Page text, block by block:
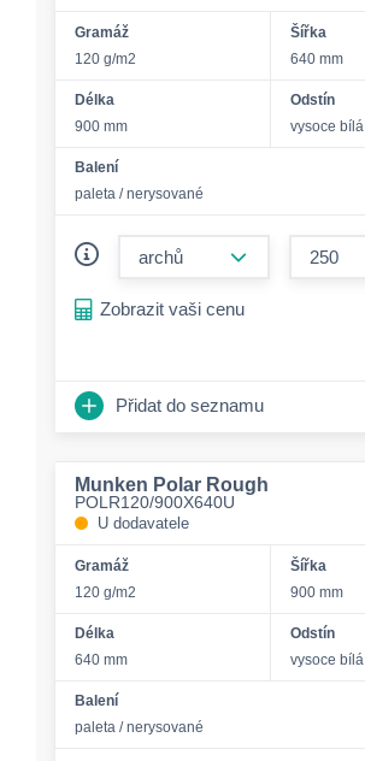
Gramáž
120 g/m2
Šířka
640 mm
Délka
900 mm
Odstín
vysoce bílá
Balení
paleta / nerysované
Zobrazit vaši cenu
Přidat do seznamu
Munken Polar Rough
POLR120/900X640U
U dodavatele
Gramáž
120 g/m2
Šířka
900 mm
Délka
640 mm
Odstín
vysoce bílá
Balení
paleta / nerysované